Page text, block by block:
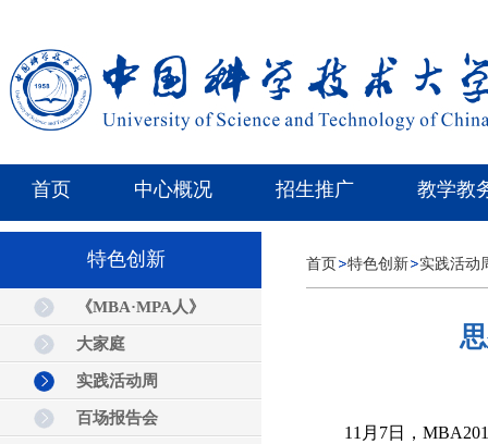
首页 中心概况 招生推广 教学教
特色创新
《MBA·MPA人》
大家庭
实践活动周
百场报告会
首页 特色创新 实践活动
11月7日，